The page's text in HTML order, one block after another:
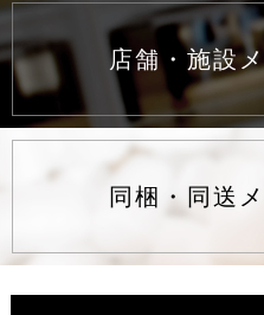
店舗・施設
同梱・同送